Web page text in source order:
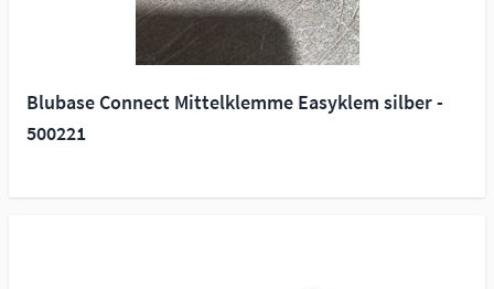
Blubase Connect Mittelklemme Easyklem silber -
500221